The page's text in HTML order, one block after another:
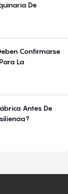
De
Confirmarse
La
Antes De